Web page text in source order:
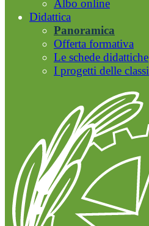
Albo online
Didattica
Panoramica
Offerta formativa
Le schede didattiche
I progetti delle classi